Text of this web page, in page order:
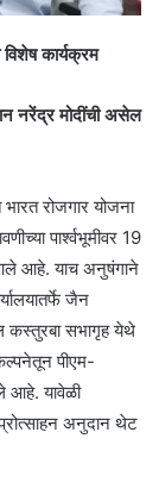
कार्यक्रम
नरेंद्र मोदींची असेल
रोजगार योजना
पार्श्वभूमीवर 19
आहे. याच अनुषंगाने
जैन
कस्तुरबा सभागृह येथे
पीएम-
आहे. यावेळी
अनुदान थेट